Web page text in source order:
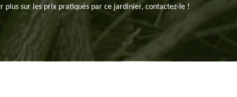
plus sur les prix pratiqués par ce jardinier, contactez-le !